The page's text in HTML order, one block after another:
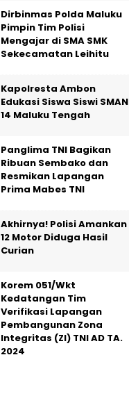
Dirbinmas Polda Maluku
Pimpin Tim Polisi
Mengajar di SMA SMK
Sekecamatan Leihitu
Kapolresta Ambon
Edukasi Siswa Siswi SMAN
14 Maluku Tengah
Panglima TNI Bagikan
Ribuan Sembako dan
Resmikan Lapangan
Prima Mabes TNI
Akhirnya! Polisi Amankan
12 Motor Diduga Hasil
Curian
Korem 051/Wkt
Kedatangan Tim
Verifikasi Lapangan
Pembangunan Zona
Integritas (ZI) TNI AD TA.
2024